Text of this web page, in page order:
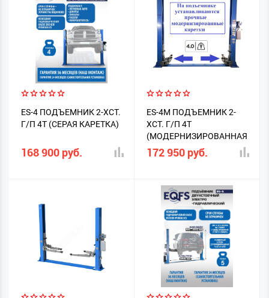
ES-4 ПОДЪЕМНИК 2-ХСТ.
Г/П 4Т (СЕРАЯ КАРЕТКА)
168 900 руб.
ES-4M ПОДЪЕМНИК 2-
ХСТ. Г/П 4Т
(МОДЕРНИЗИРОВАННАЯ
КАРЕТКА)
172 950 руб.